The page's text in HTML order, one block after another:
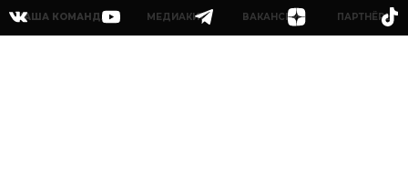
НАША КОМАНДА МЕДИАКИТ ВАКАНСИИ ПАРТНЁРЫ